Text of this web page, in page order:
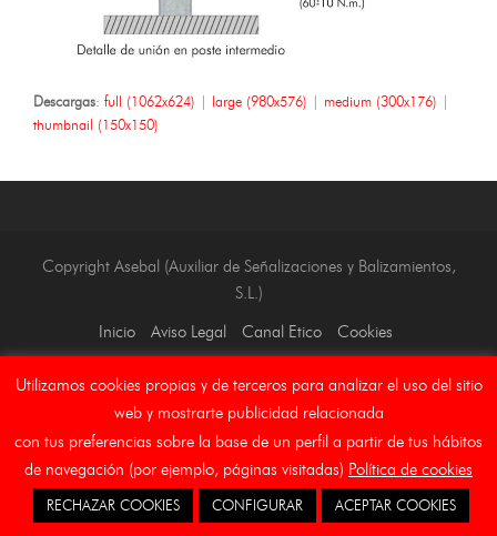
Descargas: full (1062x624) | large (980x576) | medium (300x176) |
thumbnail (150x150)
Copyright Asebal (Auxiliar de Señalizaciones y Balizamientos,
S.L.)
Inicio
Aviso Legal Canal Etico Cookies
Utilizamos cookies propias y de terceros para analizar el uso del sitio
web y mostrarte publicidad relacionada
con tus preferencias sobre la base de un perfil a partir de tus hábitos
de navegación (por ejemplo, páginas visitadas) Política de cookies
RECHAZAR COOKIES CONFIGURAR ACEPTAR COOKIES